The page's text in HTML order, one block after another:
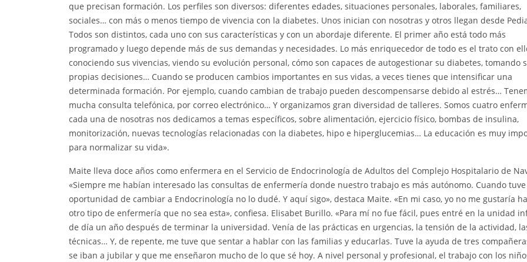
que precisan formación. Los perfiles son diversos: diferentes edades, situaciones personales, laborales, familiares,
sociales… con más o menos tiempo de vivencia con la diabetes. Unos inician con nosotras y otros llegan desde
Todos son distintos, cada uno con sus características y con un abordaje diferente. El primer año está todo más
programado y luego depende más de sus demandas y necesidades. Lo más enriquecedor de todo es el trato con
conociendo sus vivencias, viendo su evolución personal, cómo son capaces de autogestionar su diabetes, tomando
propias decisiones… Cuando se producen cambios importantes en sus vidas, a veces tienes que intensificar una
determinada formación. Por ejemplo, cuando cambian de trabajo pueden descompensarse debido al estrés…
mucha consulta telefónica, por correo electrónico… Y organizamos gran diversidad de talleres. Somos cuatro
cada una de nosotras nos dedicamos a temas específicos, sobre alimentación, ejercicio físico, bombas de insulina,
monitorización, nuevas tecnologías relacionadas con la diabetes, hipo e hiperglucemias… La educación es muy
para normalizar su vida».
Maite lleva doce años como enfermera en el Servicio de Endocrinología de Adultos del Complejo Hospitalario de
«Siempre me habían interesado las consultas de enfermería donde nuestro trabajo es más autónomo. Cuando
oportunidad de cambiar a Endocrinología no lo dudé. Y aquí sigo», destaca Maite. «En mi caso, yo no me gustaría
otro tipo de enfermería que no sea esta», confiesa. Elisabet Burillo. «Para mí no fue fácil, pues entré en la unidad
de día un año después de terminar la universidad. Venía de las prácticas en urgencias, la tensión de la actividad,
técnicas… Y, de repente, me tuve que sentar a hablar con las familias y educarlas. Tuve la ayuda de tres
se iban a jubilar y que me enseñaron mucho de lo que sé hoy. A nivel personal y profesional, el trabajo con los